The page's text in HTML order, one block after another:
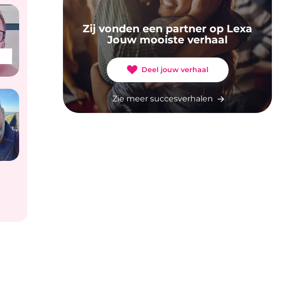
Zij vonden een partner op Lexa
Jouw mooiste verhaal
Deel jouw verhaal
Zie meer succesverhalen